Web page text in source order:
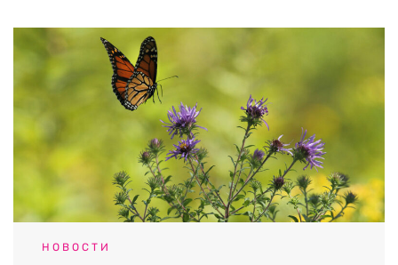
НОВОСТИ